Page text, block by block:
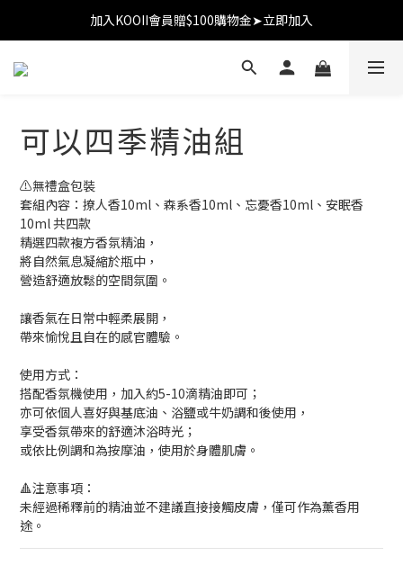
加入KOOII會員贈$100購物金➤立即加入
加入KOOII會員贈$100購物金➤立即加入
全館$3,000免運
可以四季精油組
⚠️無禮盒包裝
套組內容：撩人香10ml、森系香10ml、忘憂香10ml、安眠香
10ml 共四款
精選四款複方香氛精油，
將自然氣息凝縮於瓶中，
營造舒適放鬆的空間氛圍。
讓香氣在日常中輕柔展開，
帶來愉悅且自在的感官體驗。
使用方式：
搭配香氛機使用，加入約5-10滴精油即可；
亦可依個人喜好與基底油、浴鹽或牛奶調和後使用，
享受香氛帶來的舒適沐浴時光；
或依比例調和為按摩油，使用於身體肌膚。
🔺注意事項：
未經過稀釋前的精油並不建議直接接觸皮膚，僅可作為薰香用
途。